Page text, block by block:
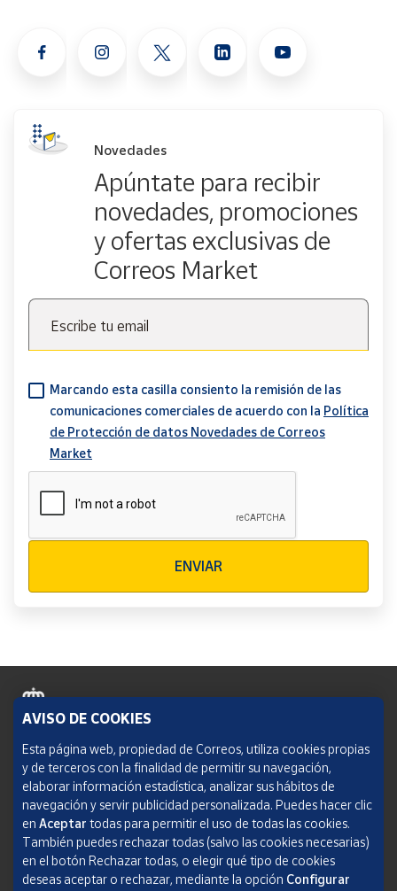
Novedades
Apúntate para recibir
novedades, promociones
y ofertas exclusivas de
Correos Market
Escribe tu email
Marcando esta casilla consiento la remisión de las
comunicaciones comerciales de acuerdo con la Política
de Protección de datos Novedades de Correos
Market
ENVIAR
Política de cookies
Aviso legal
Condiciones del servicio
Política de Privacidad Web
AVISO DE COOKIES
Esta página web, propiedad de Correos, utiliza cookies propias
y de terceros con la finalidad de permitir su navegación,
elaborar información estadística, analizar sus hábitos de
navegación y servir publicidad personalizada. Puedes hacer clic
en Aceptar todas para permitir el uso de todas las cookies.
También puedes rechazar todas (salvo las cookies necesarias)
en el botón Rechazar todas, o elegir qué tipo de cookies
deseas aceptar o rechazar, mediante la opción Configurar